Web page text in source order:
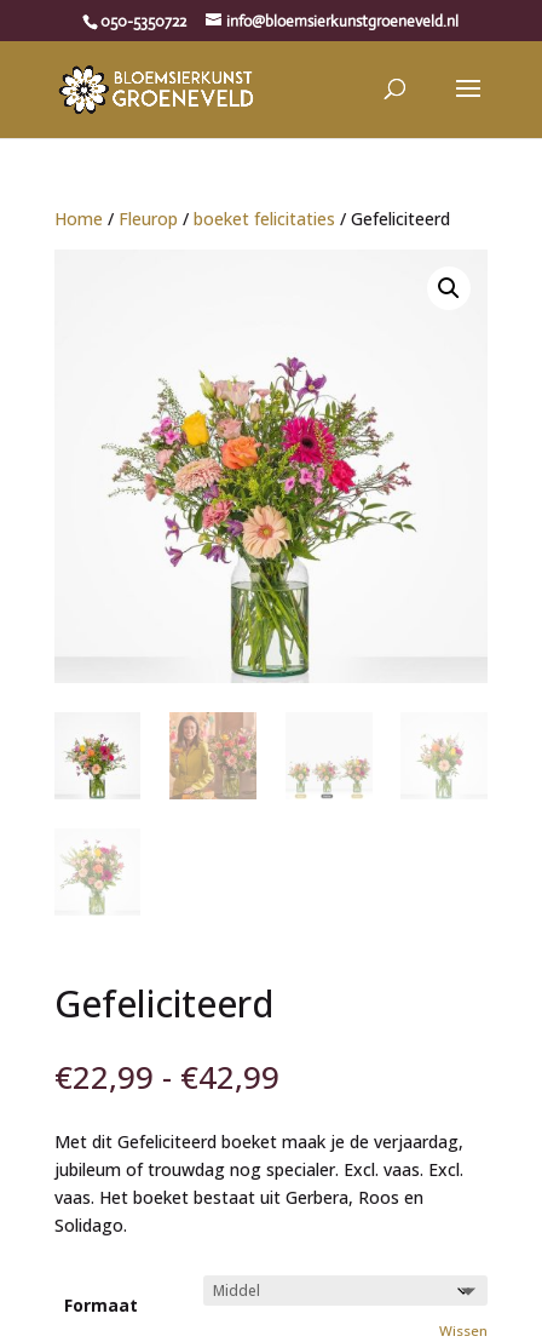
050-5350722 info@bloemsierkunstgroeneveld.nl
Home / Fleurop / boeket felicitaties / Gefeliciteerd
Gefeliciteerd
€22,99 - €42,99Prijsklasse:
tot
€42,99
Met dit Gefeliciteerd boeket maak je de verjaardag,
jubileum of trouwdag nog specialer. Excl. vaas. Excl.
vaas. Het boeket bestaat uit Gerbera, Roos en
Solidago.
Formaat
Wissen